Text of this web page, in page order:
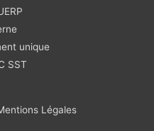
unique
SST
Légales